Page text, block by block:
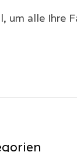
um alle Ihre